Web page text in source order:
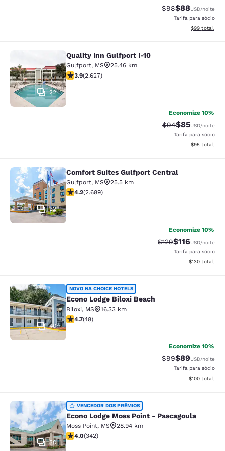
Tarifa anterior
$98Tarifa com
$88USD/noite
Tarifa para sócio
Exibir
$99 total
Quality Inn Gulfport I-10
22
Quality Inn Gulfport I-10
Gulfport, MS
25.46 km
classificação 3.93 estrelas. Bom. 2627 avaliações
3.9(2.627)
Economize 10%
Tarifa anterior
$94Tarifa com
$85USD/noite
Tarifa para sócio
Exibir
$95 total
Comfort Suites Gulfport Central
32
Comfort Suites Gulfport Central
Gulfport, MS
25.5 km
classificação 4.15 estrelas. Muito bom. 2689
4.2(2.689)
Economize 10%
Tarifa anterior
$129Tarifa com
$116USD/noite
Tarifa para sócio
Exibir
$130 total
Econo Lodge Biloxi Beach
40
NOVO NA CHOICE HOTELS
Econo Lodge Biloxi Beach
Biloxi, MS
16.33 km
classificação 4.73 estrelas. Excepcional. 48 avaliações
4.7(48)
Economize 10%
Tarifa anterior
$99Tarifa com
$89USD/noite
Tarifa para sócio
Exibir
$100 total
Econo Lodge Moss Point -
30
VENCEDOR DOS PRÊMIOS
Econo Lodge Moss Point - Pascagoula
Moss Point, MS
28.94 km
classificação 4.05 estrelas. Muito bom. 342 avaliações
4.0(342)